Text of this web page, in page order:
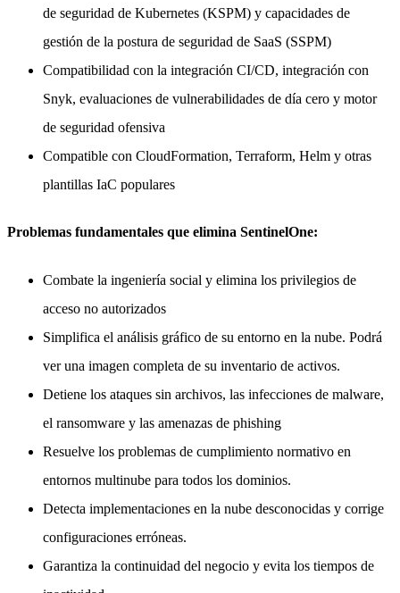
de seguridad de Kubernetes (KSPM) y capacidades de
gestión de la postura de seguridad de SaaS (SSPM)
Compatibilidad con la integración CI/CD, integración con
Snyk, evaluaciones de vulnerabilidades de día cero y motor
de seguridad ofensiva
Compatible con CloudFormation, Terraform, Helm y otras
plantillas IaC populares
Problemas fundamentales que elimina SentinelOne:
Combate la ingeniería social y elimina los privilegios de
acceso no autorizados
Simplifica el análisis gráfico de su entorno en la nube. Podrá
ver una imagen completa de su inventario de activos.
Detiene los ataques sin archivos, las infecciones de malware,
el ransomware y las amenazas de phishing
Resuelve los problemas de cumplimiento normativo en
entornos multinube para todos los dominios.
Detecta implementaciones en la nube desconocidas y corrige
configuraciones erróneas.
Garantiza la continuidad del negocio y evita los tiempos de